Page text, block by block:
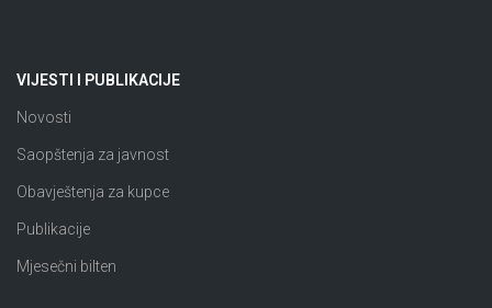
VIJESTI I PUBLIKACIJE
Novosti
Saopštenja za javnost
Obavještenja za kupce
Publikacije
Mjesečni bilten